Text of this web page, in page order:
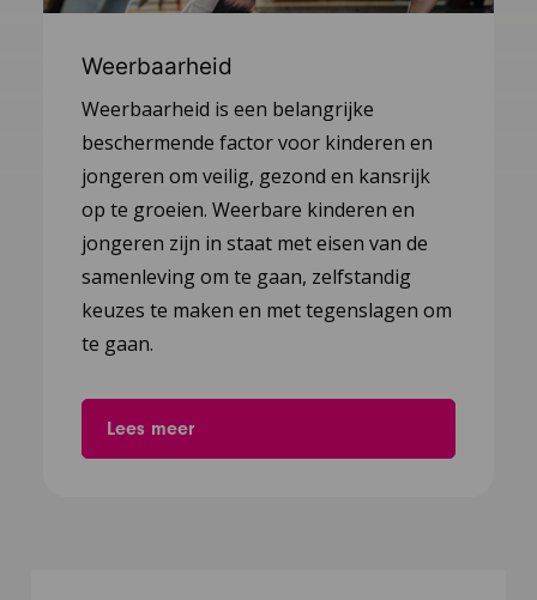
Weerbaarheid
Weerbaarheid is een belangrijke
beschermende factor voor kinderen en
jongeren om veilig, gezond en kansrijk
op te groeien. Weerbare kinderen en
jongeren zijn in staat met eisen van de
samenleving om te gaan, zelfstandig
keuzes te maken en met tegenslagen om
te gaan.
Lees meer